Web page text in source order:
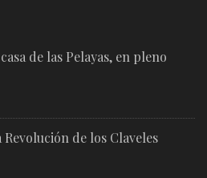
de las Pelayas, en pleno
de los Claveles